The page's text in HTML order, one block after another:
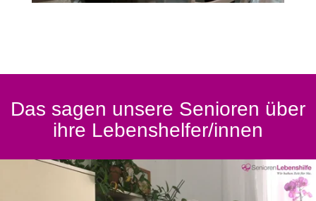
Das sagen unsere Senioren über
ihre Lebenshelfer/innen